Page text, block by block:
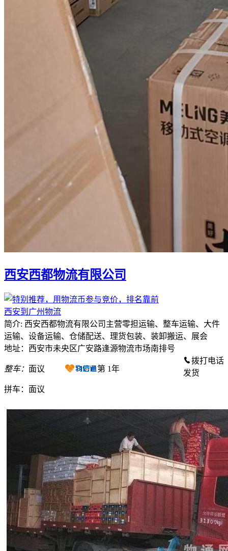
西安西都物流有限公司
西安到广州物流
简介: 西安西都物流有限公司主营零担运输、整车运输、大件
运输、设备运输、仓储配送、理货包装、装卸搬运、展会
地址：西安市未央区广安路逢源物流市场南排号
整车： 面议
拼车： 面议
第 1年
拨打电话
发货